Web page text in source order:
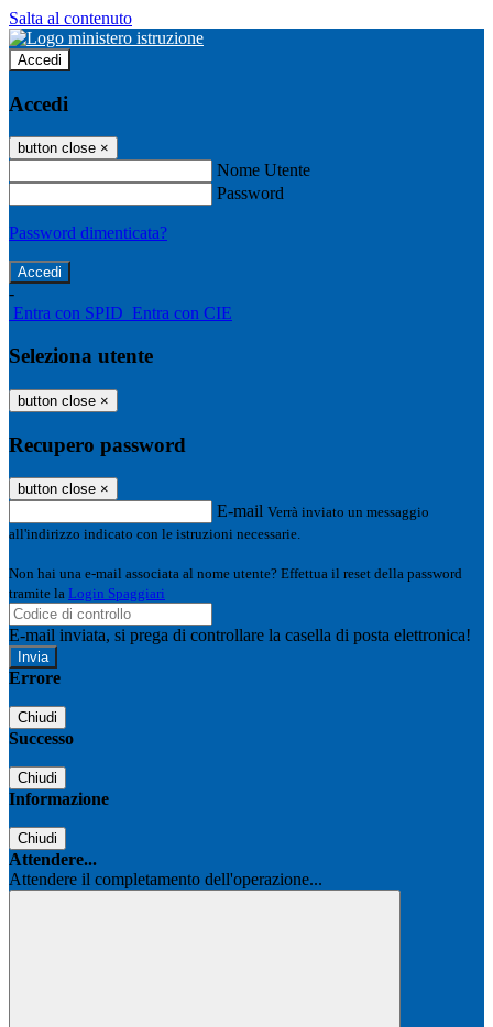
Salta al contenuto
Accedi
Accedi
button close ×
Nome Utente
Password
Password dimenticata?
-
Entra con SPID Entra con CIE
Seleziona utente
button close ×
Recupero password
button close ×
E-mail Verrà inviato un messaggio
all'indirizzo indicato con le istruzioni necessarie.
Non hai una e-mail associata al nome utente? Effettua il reset della password
tramite la Login Spaggiari
E-mail inviata, si prega di controllare la casella di posta elettronica!
Errore
Chiudi
Successo
Chiudi
Informazione
Chiudi
Attendere...
Attendere il completamento dell'operazione...